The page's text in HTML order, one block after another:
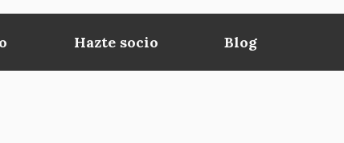
Hazte socio Blog